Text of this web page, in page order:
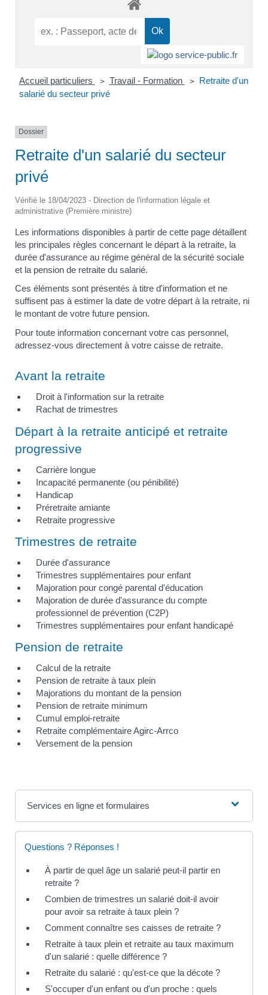
Accueil particuliers > Travail - Formation >
Retraite d'un
salarié du secteur privé
Dossier
Retraite d'un salarié du secteur
privé
Vérifié le 18/04/2023 - Direction de l'information légale et
administrative (Première ministre)
Les informations disponibles à partir de cette page détaillent
les principales règles concernant le départ à la retraite, la
durée d'assurance au régime général de la sécurité sociale
et la pension de retraite du salarié.
Ces éléments sont présentés à titre d'information et ne
suffisent pas à estimer la date de votre départ à la retraite, ni
le montant de votre future pension.
Pour toute information concernant votre cas personnel,
adressez-vous directement à votre caisse de retraite.
Avant la retraite
Droit à l'information sur la retraite
Rachat de trimestres
Départ à la retraite anticipé et retraite
progressive
Carrière longue
Incapacité permanente (ou pénibilité)
Handicap
Préretraite amiante
Retraite progressive
Trimestres de retraite
Durée d'assurance
Trimestres supplémentaires pour enfant
Majoration pour congé parental d'éducation
Majoration de durée d'assurance du compte
professionnel de prévention (C2P)
Trimestres supplémentaires pour enfant handicapé
Pension de retraite
Calcul de la retraite
Pension de retraite à taux plein
Majorations du montant de la pension
Pension de retraite minimum
Cumul emploi-retraite
Retraite complémentaire Agirc-Arrco
Versement de la pension
Services en ligne et formulaires
Questions ? Réponses !
À partir de quel âge un salarié peut-il partir en
retraite ?
Combien de trimestres un salarié doit-il avoir
pour avoir sa retraite à taux plein ?
Comment connaître ses caisses de retraite ?
Retraite à taux plein et retraite au taux maximum
d'un salarié : quelle différence ?
Retraite du salarié : qu'est-ce que la décote ?
S'occuper d'un enfant ou d'un proche : quels